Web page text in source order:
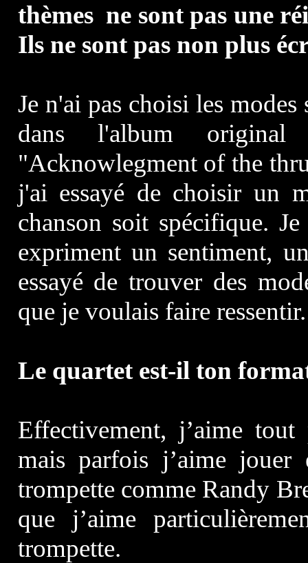
thèmes ne sont pas une
Ils ne sont pas non plus
Je n'ai pas choisi les
dans l'album
"Acknowlegment of the
j'ai essayé de choisir un
chanson soit spécifique.
expriment un sentiment,
essayé de trouver des
que je voulais faire ressentir.
Le quartet est-il ton
Effectivement, j’aime
mais parfois j’aime
trompette comme Randy
que j’aime
trompette.